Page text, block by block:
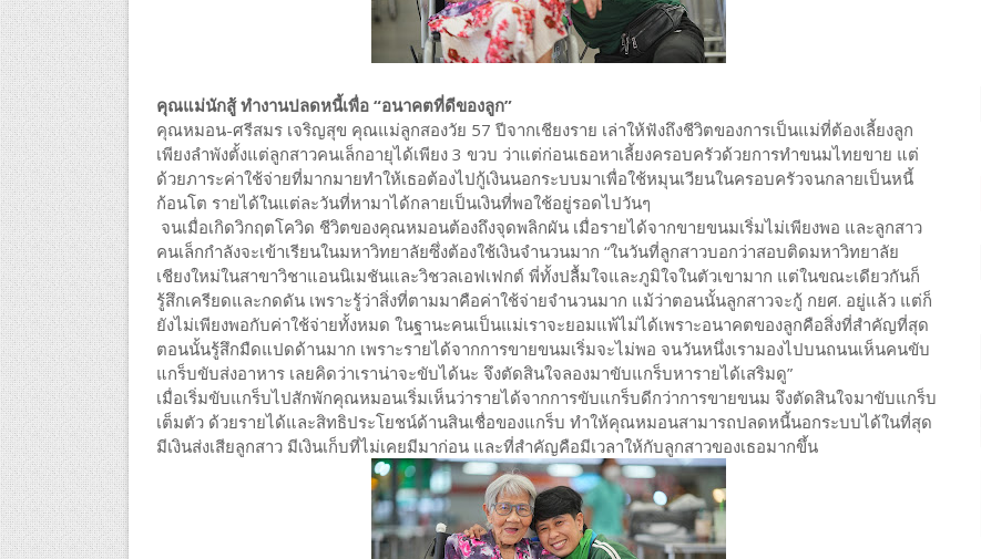
คุณแม่นักสู้ ทำงานปลดหนี้เพื่อ “อนาคตที่ดีของลูก”
คุณหมอน-ศรีสมร เจริญสุข คุณแม่ลูกสองวัย 57 ปีจากเชียงราย เล่าให้ฟังถึงชีวิตของการเป็นแม่ที่ต้องเลี้ยงลูก
เพียงลำพังตั้งแต่ลูกสาวคนเล็กอายุได้เพียง 3 ขวบ ว่าแต่ก่อนเธอหาเลี้ยงครอบครัวด้วยการทำขนมไทยขาย แต่
ด้วยภาระค่าใช้จ่ายที่มากมายทำให้เธอต้องไปกู้เงินนอกระบบมาเพื่อใช้หมุนเวียนในครอบครัวจนกลายเป็นหนี้
ก้อนโต รายได้ในแต่ละวันที่หามาได้กลายเป็นเงินที่พอใช้อยู่รอดไปวันๆ
จนเมื่อเกิดวิกฤตโควิด ชีวิตของคุณหมอนต้องถึงจุดพลิกผัน เมื่อรายได้จากขายขนมเริ่มไม่เพียงพอ และลูกสาว
คนเล็กกำลังจะเข้าเรียนในมหาวิทยาลัยซึ่งต้องใช้เงินจำนวนมาก “ในวันที่ลูกสาวบอกว่าสอบติดมหาวิทยาลัย
เชียงใหม่ในสาขาวิชาแอนนิเมชันและวิชวลเอฟเฟกต์ พี่ทั้งปลื้มใจและภูมิใจในตัวเขามาก แต่ในขณะเดียวกันก็
รู้สึกเครียดและกดดัน เพราะรู้ว่าสิ่งที่ตามมาคือค่าใช้จ่ายจำนวนมาก แม้ว่าตอนนั้นลูกสาวจะกู้ กยศ. อยู่แล้ว แต่ก็
ยังไม่เพียงพอกับค่าใช้จ่ายทั้งหมด ในฐานะคนเป็นแม่เราจะยอมแพ้ไม่ได้เพราะอนาคตของลูกคือสิ่งที่สำคัญที่สุด
ตอนนั้นรู้สึกมืดแปดด้านมาก เพราะรายได้จากการขายขนมเริ่มจะไม่พอ จนวันหนึ่งเรามองไปบนถนนเห็นคนขับ
แกร็บขับส่งอาหาร เลยคิดว่าเราน่าจะขับได้นะ จึงตัดสินใจลองมาขับแกร็บหารายได้เสริมดู”
เมื่อเริ่มขับแกร็บไปสักพักคุณหมอนเริ่มเห็นว่ารายได้จากการขับแกร็บดีกว่าการขายขนม จึงตัดสินใจมาขับแกร็บ
เต็มตัว ด้วยรายได้และสิทธิประโยชน์ด้านสินเชื่อของแกร็บ ทำให้คุณหมอนสามารถปลดหนี้นอกระบบได้ในที่สุด
มีเงินส่งเสียลูกสาว มีเงินเก็บที่ไม่เคยมีมาก่อน และที่สำคัญคือมีเวลาให้กับลูกสาวของเธอมากขึ้น